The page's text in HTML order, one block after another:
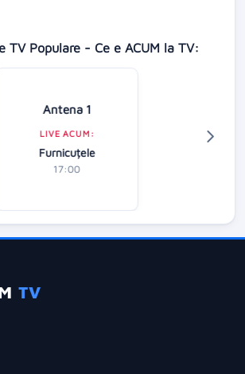
TV Populare - Ce e ACUM la TV:
Antena 1
LIVE ACUM:
Furnicuțele
17:00
TV